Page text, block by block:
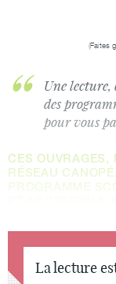
Une lecture,
des
pour vous
CES OUVRAGES,
RÉSEAU
PROGRAMME
La lecture